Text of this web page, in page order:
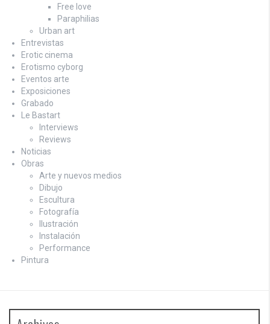
Free love
Paraphilias
Urban art
Entrevistas
Erotic cinema
Erotismo cyborg
Eventos arte
Exposiciones
Grabado
Le Bastart
Interviews
Reviews
Noticias
Obras
Arte y nuevos medios
Dibujo
Escultura
Fotografía
Ilustración
Instalación
Performance
Pintura